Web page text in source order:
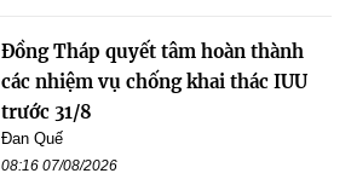
Đồng Tháp quyết tâm hoàn thành
các nhiệm vụ chống khai thác IUU
trước 31/8
Đan Quế
08:16 07/08/2026